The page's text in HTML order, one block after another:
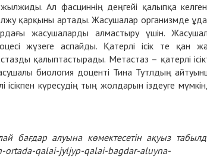
Ал фасциннің деңгейі қалыпқа
қарқыны артады. Жасушалар организмде
жасушаларды алмастыру үшін.
жүзеге аспайды. Қатерлі ісік те қан
қалыптастырады. Метастаз – қатерлі
биология доценті Тина Тутлдың
күресудің тың жолдарын іздеуге
бағдар алуына көмектесетін ақуыз
ortada-qalai-jyljyp-qalai-bagdar-aluyna-